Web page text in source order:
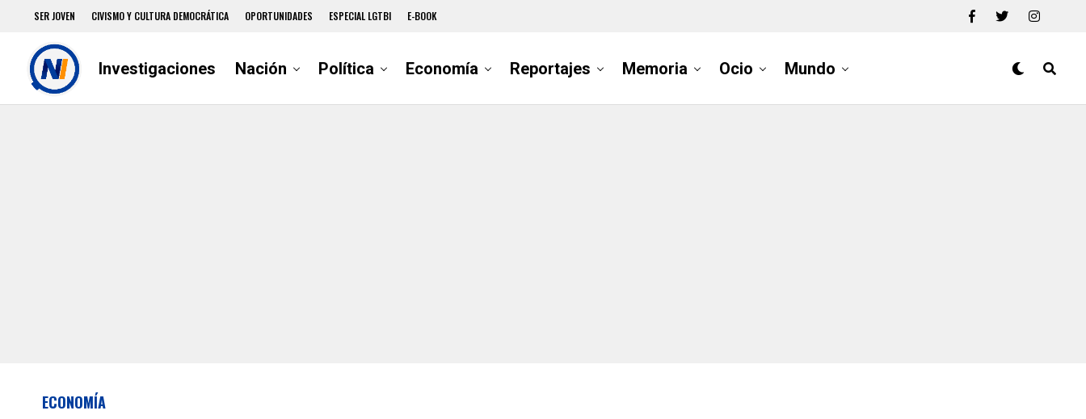
SER JOVEN CIVISMO Y CULTURA DEMOCRÁTICA OPORTUNIDADES ESPECIAL LGTBI E-BOOK
Investigaciones Nación Política Economía Reportajes Memoria Ocio Mundo
ECONOMÍA